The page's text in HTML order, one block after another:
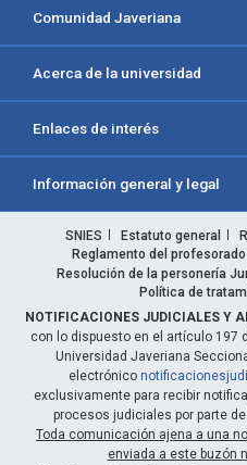
Comunidad Javeriana
Acerca de la universidad
Enlaces de interés
Información general y legal
SNIES Estatuto general
Reglamento del profesorado
Resolución de la personería
Política de
NOTIFICACIONES JUDICIALES Y
con lo dispuesto en el artículo 197
Universidad Javeriana
electrónico
exclusivamente para recibir
procesos judiciales por parte
Toda comunicación ajena a una
enviada a este buzón